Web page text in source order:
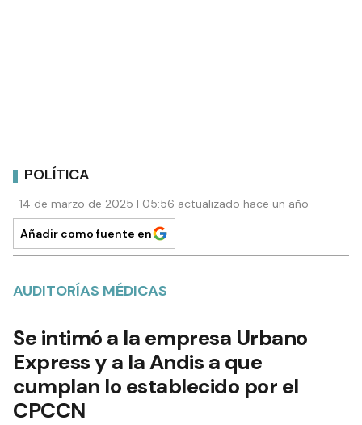
POLÍTICA
14 de marzo de 2025 | 05:56 actualizado hace un año
Añadir como fuente en
AUDITORÍAS MÉDICAS
Se intimó a la empresa Urbano
Express y a la Andis a que
cumplan lo establecido por el
CPCCN